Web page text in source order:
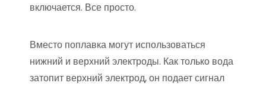
включается. Все просто.
Вместо поплавка могут использоваться
нижний и верхний электроды. Как только вода
затопит верхний электрод, он подает сигнал